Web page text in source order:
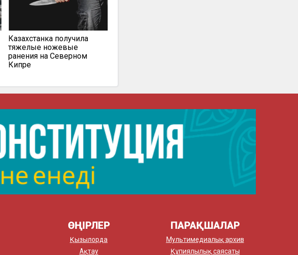
Казахстанка получила
тяжелые ножевые
ранения на Северном
Кипре
ӨҢІРЛЕР
Қызылорда
Ақтау
ПАРАҚШАЛАР
Мультимедиалық архив
Құпиялылық саясаты